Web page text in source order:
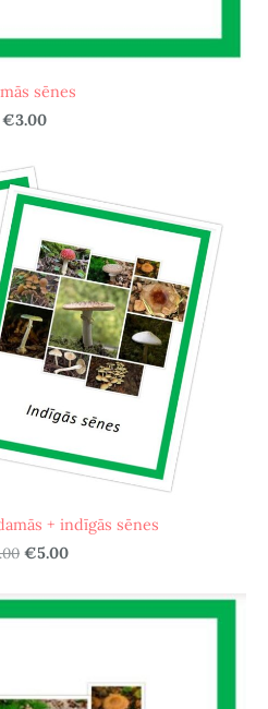
sēnes
€3.00
+ indīgās sēnes
€5.00